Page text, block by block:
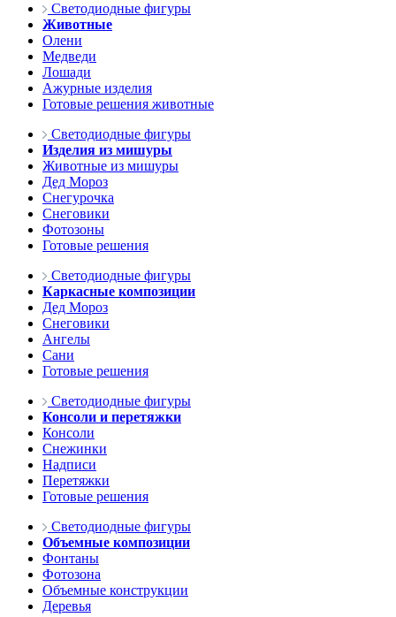
Светодиодные фигуры
Животные
Олени
Медведи
Лошади
Ажурные изделия
Готовые решения животные
Светодиодные фигуры
Изделия из мишуры
Животные из мишуры
Дед Мороз
Снегурочка
Снеговики
Фотозоны
Готовые решения
Светодиодные фигуры
Каркасные композиции
Дед Мороз
Снеговики
Ангелы
Сани
Готовые решения
Светодиодные фигуры
Консоли и перетяжки
Консоли
Снежинки
Надписи
Перетяжки
Готовые решения
Светодиодные фигуры
Объемные композиции
Фонтаны
Фотозона
Объемные конструкции
Деревья